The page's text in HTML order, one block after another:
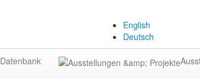
English
Deutsch
Datenbank